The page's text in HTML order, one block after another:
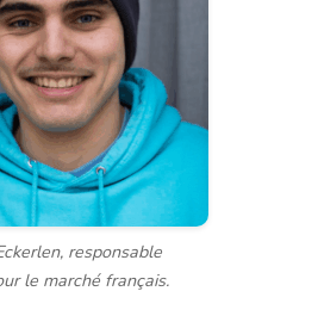
responsable
le marché français.